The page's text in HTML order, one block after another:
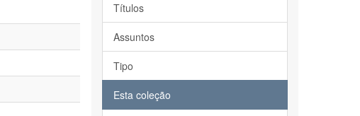
Títulos
Assuntos
Tipo
Esta coleção